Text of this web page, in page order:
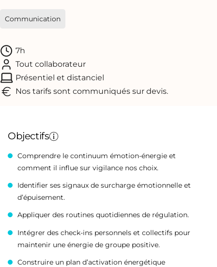
Communication
7h
Tout collaborateur
Présentiel et distanciel
Nos tarifs sont communiqués sur devis.
Objectifs
Comprendre le continuum émotion-énergie et
comment il influe sur vigilance nos choix.
Identifier ses signaux de surcharge émotionnelle et
d’épuisement.
Appliquer des routines quotidiennes de régulation.
Intégrer des check‑ins personnels et collectifs pour
maintenir une énergie de groupe positive.
Construire un plan d’activation énergétique